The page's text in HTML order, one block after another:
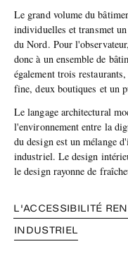
Le grand volume du
individuelles et transmet
du Nord. Pour
donc à un ensemble de
également trois
fine, deux boutiques et un
Le langage architectural
l'environnement entre la
du design est un mélange
industriel. Le design
le design rayonne de
L'ACCESSIBILITÉ
INDUSTRIEL